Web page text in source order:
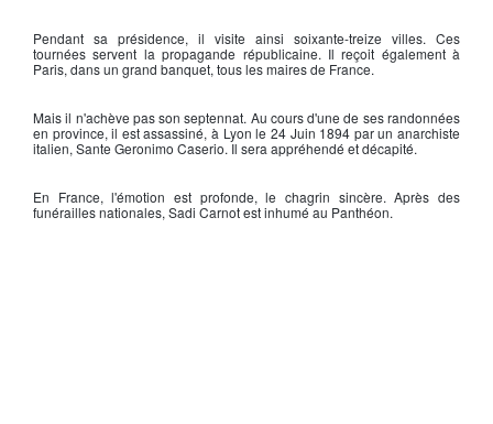
Pendant sa présidence, il visite ainsi soixante-treize villes. Ces
tournées servent la propagande républicaine. Il reçoit également à
Paris, dans un grand banquet, tous les maires de France.
Mais il n'achève pas son septennat. Au cours d'une de ses randonnées
en province, il est assassiné, à Lyon le 24 Juin 1894 par un anarchiste
italien, Sante Geronimo Caserio. Il sera appréhendé et décapité.
En France, l'émotion est profonde, le chagrin sincère. Après des
funérailles nationales, Sadi Carnotest inhumé au Panthéon.